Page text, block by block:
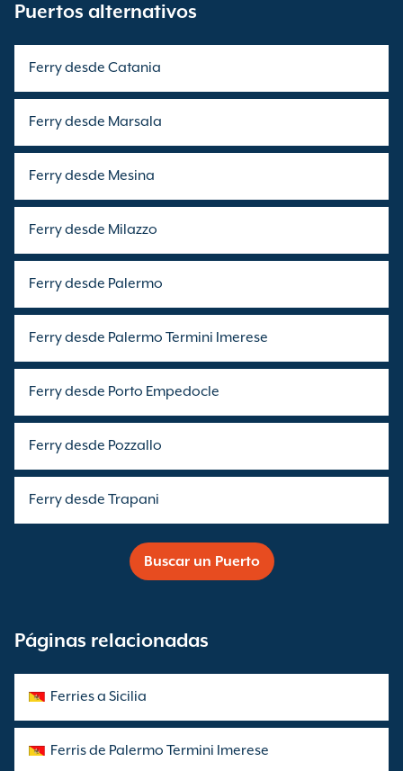
Puertos alternativos
Ferry desde Catania
Ferry desde Marsala
Ferry desde Mesina
Ferry desde Milazzo
Ferry desde Palermo
Ferry desde Palermo Termini Imerese
Ferry desde Porto Empedocle
Ferry desde Pozzallo
Ferry desde Trapani
Buscar un Puerto
Páginas relacionadas
Ferries a Sicilia
Ferris de Palermo Termini Imerese